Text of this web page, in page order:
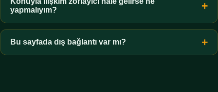
zorunluluktur.
yapmalıyım?
Zaman sınırı koyun, harcadığınız süreyi ölçün ve gerekirse
profesyonel destek alın. Türkiye'de ücretsiz danışma hatları
mevcuttur; yardım istemek güçlü bir adımdır.
Bu sayfada dış bağlantı var mı?